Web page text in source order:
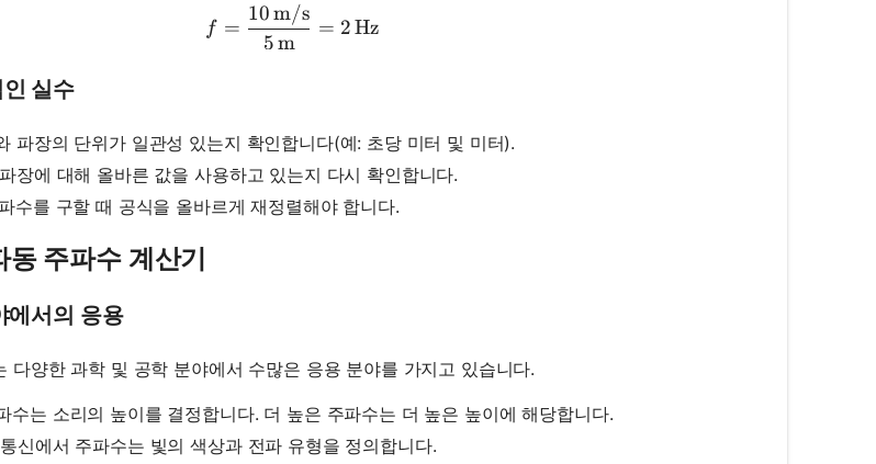
f = \frac{10 \, \text{m/s}}{5 \, \text{m}} = 2 \, \text{Hz}
f =
5m
10m/s
= 2Hz
실수
파장의 단위가 일관성 있는지 확인합니다(예: 초당 미터 및 미터).
장에 대해 올바른 값을 사용하고 있는지 다시 확인합니다.
수를 구할 때 공식을 올바르게 재정렬해야 합니다.
동 주파수 계산기
에서의 응용
다양한 과학 및 공학 분야에서 수많은 응용 분야를 가지고 있습니다.
수는 소리의 높이를 결정합니다. 더 높은 주파수는 더 높은 높이에 해당합니다.
신에서 주파수는 빛의 색상과 전파 유형을 정의합니다.